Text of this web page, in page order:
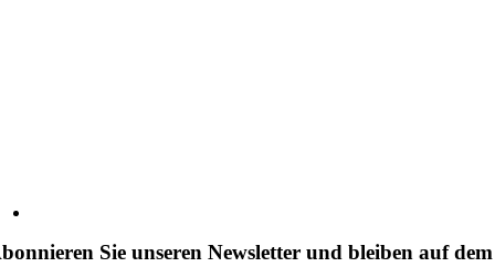
Sie unseren Newsletter und bleiben auf dem